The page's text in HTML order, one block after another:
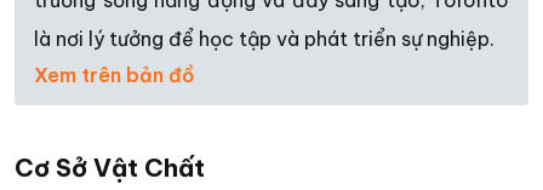
là nơi lý tưởng để học tập và phát triển sự nghiệp.
Xem trên bản đồ
Cơ Sở Vật Chất